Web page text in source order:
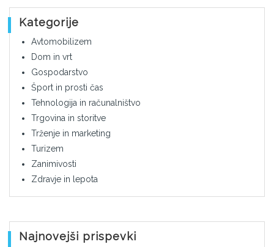
Kategorije
Avtomobilizem
Dom in vrt
Gospodarstvo
Šport in prosti čas
Tehnologija in računalništvo
Trgovina in storitve
Trženje in marketing
Turizem
Zanimivosti
Zdravje in lepota
Najnovejši prispevki